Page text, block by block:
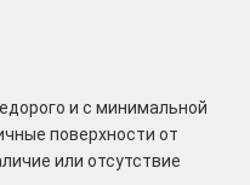
и с минимальной
поверхности от
или отсутствие